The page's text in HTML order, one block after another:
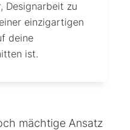
Designarbeit zu
einzigartigen
deine
ist.
mächtige Ansatz